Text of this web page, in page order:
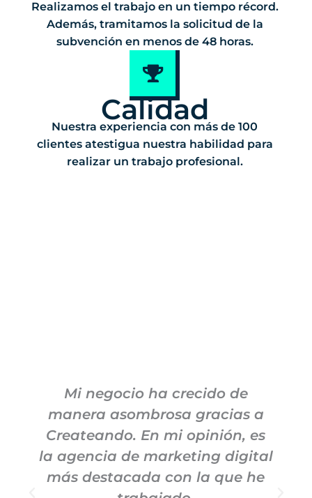
Realizamos el trabajo en un tiempo récord.
Además, tramitamos la solicitud de la
subvención en menos de 48 horas.
Calidad
Nuestra experiencia con más de 100
clientes atestigua nuestra habilidad para
realizar un trabajo profesional.
Mi negocio ha crecido de
manera asombrosa gracias a
Createando. En mi opinión, es
la agencia de marketing digital
más destacada con la que he